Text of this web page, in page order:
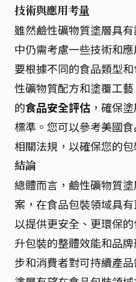
技術與應用考量
雖然鹼性礦物質塗層具
中仍需考慮一些技術和
要根據不同的食品類型
性礦物質配方和塗覆工
的食品安全評估 ，確保
標準。您可以參考美國
相關法規，以確保您的
結論
總體而言，鹼性礦物質
案，在食品包裝領域具
以提供更安全、更環保
升包裝的整體效能和品
步和消費者對可持續產